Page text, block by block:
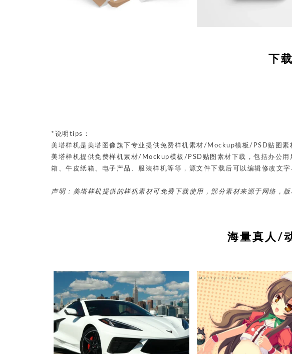
下
*说明tips：
美塔样机是美塔图像旗下专业提供免费样机素材/Mockup模板/PSD贴图素
美塔样机提供免费样机素材/Mockup模板/PSD贴图素材下载，包括办公
箱、牛皮纸箱、电子产品、服装样机等等，源文件下载后可以编辑修改文
声明：美塔样机提供的样机素材可免费下载使用，部分素材来源于网络，
海量真人/